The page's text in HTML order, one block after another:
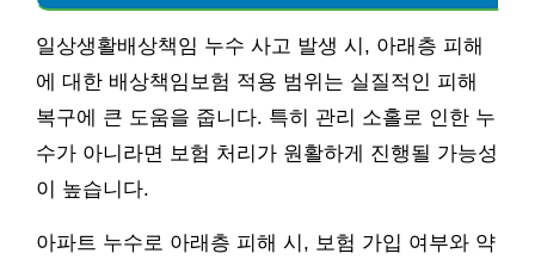
일상생활배상책임 누수 사고 발생 시, 아래층 피해
에 대한 배상책임보험 적용 범위는 실질적인 피해
복구에 큰 도움을 줍니다. 특히 관리 소홀로 인한 누
수가 아니라면 보험 처리가 원활하게 진행될 가능성
이 높습니다.
아파트 누수로 아래층 피해 시, 보험 가입 여부와 약